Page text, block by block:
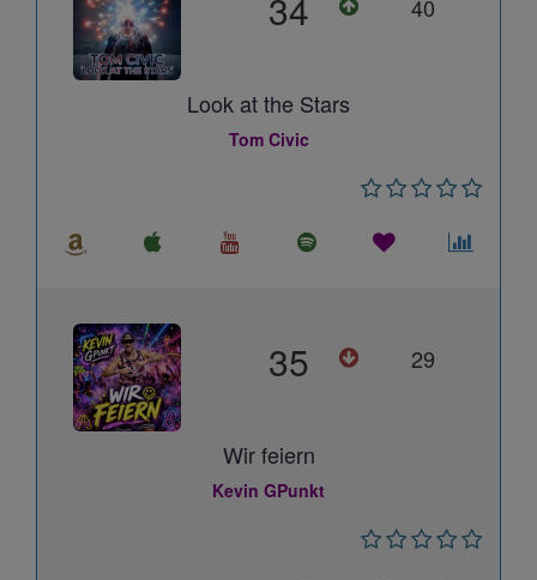
40
Look at the Stars
Tom Civic
35 29
Wir feiern
Kevin GPunkt